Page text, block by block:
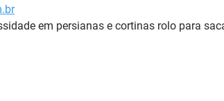
em persianas e cortinas rolo para